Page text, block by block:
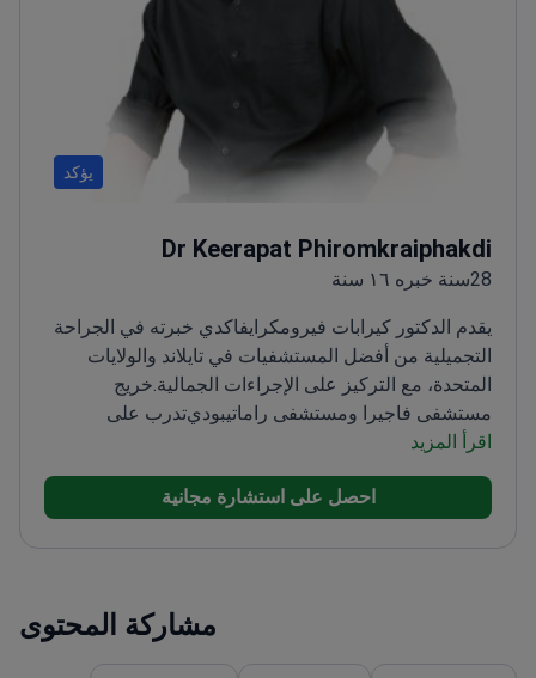
يؤكد
Dr Keerapat Phiromkraiphakdi
28سنة خبره ١٦ سنة
يقدم الدكتور كيرابات فيرومكرايفاكدي خبرته في الجراحة
التجميلية من أفضل المستشفيات في تايلاند والولايات
المتحدة، مع التركيز على الإجراءات الجمالية. خريج
مستشفى فاجيرا ومستشفى راماتيبوديتدرب على
الجراحة التجميلية في الولايات المتحدة
اقرأ المزيد
احصل على استشارة مجانية
مشاركة المحتوى